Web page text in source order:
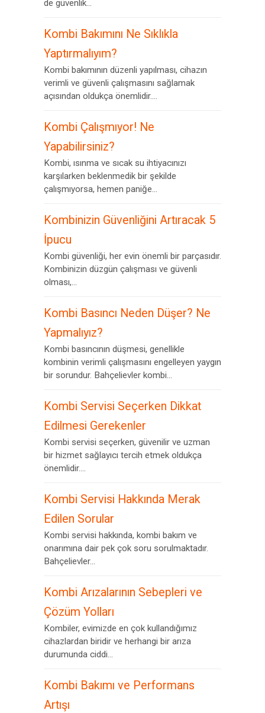
de güvenlik...
Kombi Bakımını Ne Sıklıkla
Yaptırmalıyım?
Kombi bakımının düzenli yapılması, cihazın
verimli ve güvenli çalışmasını sağlamak
açısından oldukça önemlidir....
Kombi Çalışmıyor! Ne
Yapabilirsiniz?
Kombi, ısınma ve sıcak su ihtiyacınızı
karşılarken beklenmedik bir şekilde
çalışmıyorsa, hemen paniğe...
Kombinizin Güvenliğini Artıracak 5
İpucu
Kombi güvenliği, her evin önemli bir parçasıdır.
Kombinizin düzgün çalışması ve güvenli
olması,...
Kombi Basıncı Neden Düşer? Ne
Yapmalıyız?
Kombi basıncının düşmesi, genellikle
kombinin verimli çalışmasını engelleyen yaygın
bir sorundur. Bahçelievler kombi...
Kombi Servisi Seçerken Dikkat
Edilmesi Gerekenler
Kombi servisi seçerken, güvenilir ve uzman
bir hizmet sağlayıcı tercih etmek oldukça
önemlidir....
Kombi Servisi Hakkında Merak
Edilen Sorular
Kombi servisi hakkında, kombi bakım ve
onarımına dair pek çok soru sorulmaktadır.
Bahçelievler...
Kombi Arızalarının Sebepleri ve
Çözüm Yolları
Kombiler, evimizde en çok kullandığımız
cihazlardan biridir ve herhangi bir arıza
durumunda ciddi...
Kombi Bakımı ve Performans
Artışı